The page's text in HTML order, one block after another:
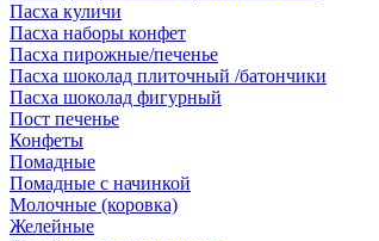
Пасха куличи
Пасха наборы конфет
Пасха пирожные/печенье
Пасха шоколад плиточный /батончики
Пасха шоколад фигурный
Пост печенье
Конфеты
Помадные
Помадные с начинкой
Молочные (коровка)
Желейные